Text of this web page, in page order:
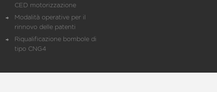
CED motorizzazione
Modalità operative per il
rinnovo delle patenti
Riqualificazione bombole di
tipo CNG4